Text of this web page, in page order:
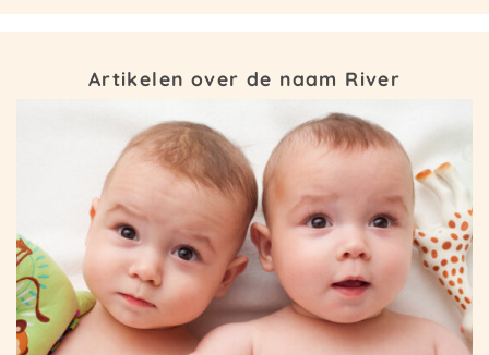
Artikelen over de naam River